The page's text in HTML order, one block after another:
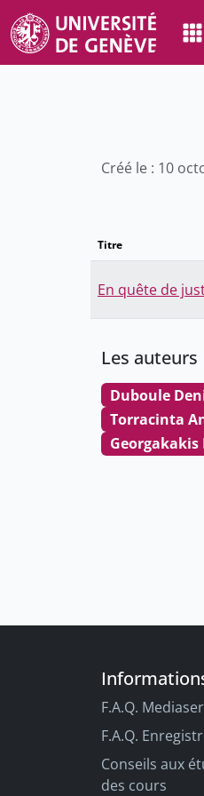
Créé le : 10
Titre
En quête de
Les auteurs
Duboule
Torracinta
F.A.Q.
F.A.Q.
Conseils aux
des cours